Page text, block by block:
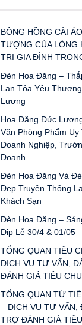
BÔNG HỒNG CÀI
TƯỢNG CỦA LÒNG
TRỊ GIA ĐÌNH
Đèn Hoa Đăng –
Lan Tỏa Yêu
Lương
Hoa Đăng Đức
Văn Phòng Phẩm
Doanh Nghiệp,
Doanh
Đèn Hoa Đăng Và
Đẹp Truyền Thống
Khách Sạn
Đèn Hoa Đăng –
Dịp Lễ 30/4 & 01/05
TỔNG QUAN TIÊU
DỊCH VỤ TƯ VẤN,
ĐÁNH GIÁ TIÊU
TỔNG QUAN TỪ
– DỊCH VỤ TƯ VẤN,
TRỢ ĐÁNH GIÁ